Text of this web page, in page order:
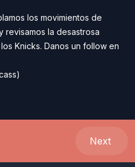
los movimientos de
la desastrosa
Knicks. Danos un follow en
Next